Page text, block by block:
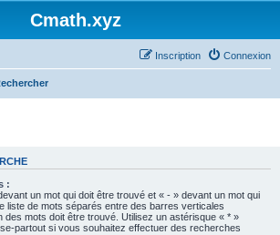
Cmath.xyz
Connexion
Inscription
:
un mot qui doit être trouvé et « - » devant un mot qui
liste de mots séparés entre des barres verticales
des mots doit être trouvé. Utilisez un astérisque « * »
partout si vous souhaitez effectuer des recherches